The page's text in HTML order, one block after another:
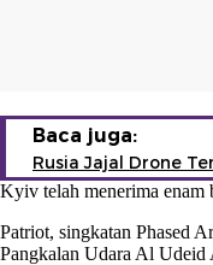
Baca juga:
Rusia Jajal Drone
Kyiv telah menerima enam
Patriot, singkatan Phased
Pangkalan Udara Al Udeid